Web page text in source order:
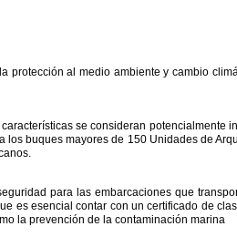
la protección al medio ambiente y cambio
características se consideran potencialmente
a los buques mayores de 150 Unidades de
para las embarcaciones que
es esencial contar con un certificado de
la prevención de la contaminación marina